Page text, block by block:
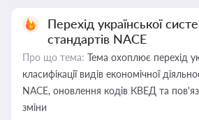
Перехід української
стандартів NACE
Про що тема: Тема охоплює перехід
класифікації видів економічної
NACE, оновлення кодів КВЕД та
зміни